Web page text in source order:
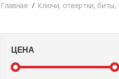
Главная Ключи, отвертки, биты,
ЦЕНА